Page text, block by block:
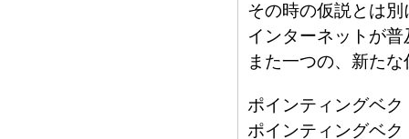
その時の仮説とは
インターネットが
また一つの、新た
ポインティングベ
ポインティングベ